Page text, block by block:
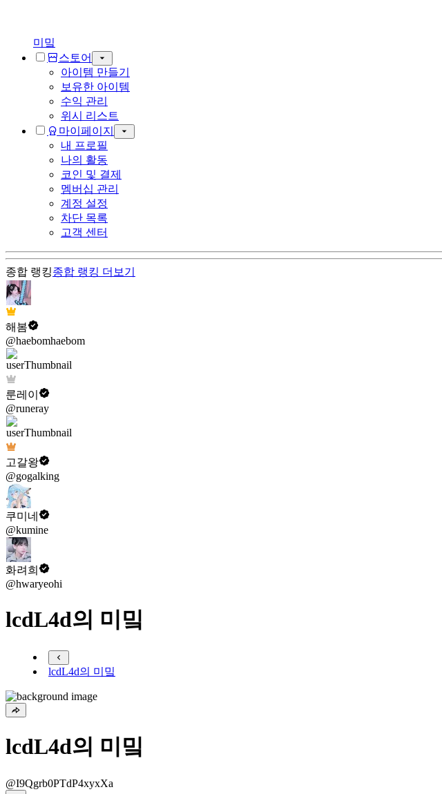
미밐
스토어
아이템 만들기
보유한 아이템
수익 관리
위시 리스트
마이페이지
내 프로필
나의 활동
코인 및 결제
멤버십 관리
계정 설정
차단 목록
고객 센터
종합 랭킹종합 랭킹 더보기
해봄
@haebomhaebom
룬레이
@runeray
고갈왕
@gogalking
쿠미네
@kumine
화려희
@hwaryeohi
lcdL4d의 미밐
lcdL4d의 미밐
lcdL4d의 미밐
@I9Qgrb0PTdP4xyxXa